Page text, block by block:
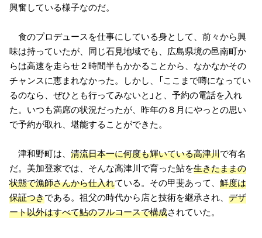
興奮している様子なのだ。
食のプロデュースを仕事にしている身として、前々から興
味は持っていたが、同じ石見地域でも、広島県境の邑南町か
らは高速を走らせ２時間半もかかることから、なかなかその
チャンスに恵まれなかった。しかし、「ここまで噂になってい
るのなら、ぜひとも行ってみないと」と、予約の電話を入れ
た。いつも満席の状況だったが、昨年の８月にやっとの思い
で予約が取れ、堪能することができた。
津和野町は、 清流日本一に何度も輝いている高津川で有名
だ。美加登家では、そんな高津川で育った鮎を生きたままの
状態で漁師さんから仕入れている。その甲斐あって、 鮮度は
保証つきである。祖父の時代から店と技術を継承され、 デザ
ート以外はすべて鮎のフルコースで構成されていた。